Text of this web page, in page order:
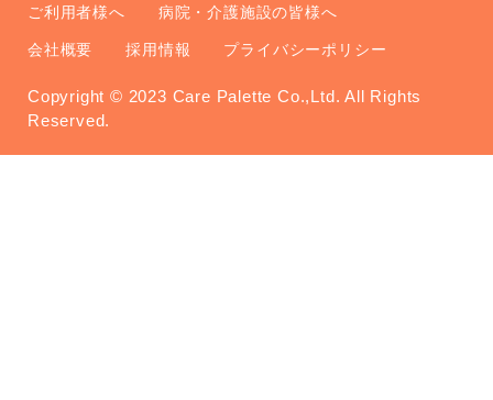
ご利用者様へ 病院・介護施設の皆様へ
会社概要 採用情報 プライバシーポリシー
Copyright © 2023 Care Palette Co.,Ltd. All Rights
Reserved.